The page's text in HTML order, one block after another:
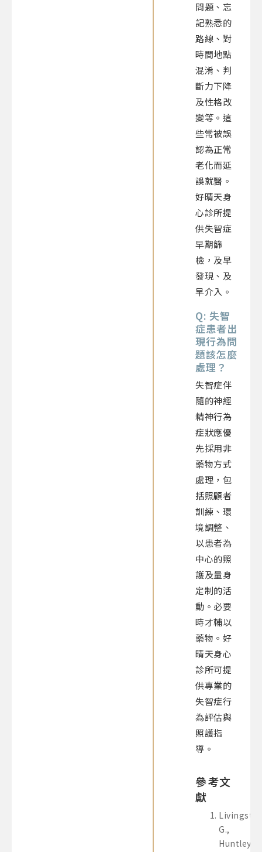
問題、忘
記熟悉的
路線、對
時間地點
混淆、判
斷力下降
及性格改
變等。這
些常被誤
認為正常
老化而延
誤就醫。
好晴天身
心診所提
供失智症
早期篩
檢，及早
發現、及
早介入。
Q: 失智
症患者出
現行為問
題該怎麼
處理？
失智症伴
隨的神經
精神行為
症狀應優
先採用非
藥物方式
處理，包
括照顧者
訓練、環
境調整、
以患者為
中心的照
護及量身
定制的活
動。必要
時才輔以
藥物。好
晴天身心
診所可提
供專業的
失智症行
為評估與
照護指
導。
參考文
獻
G.,
Huntley,